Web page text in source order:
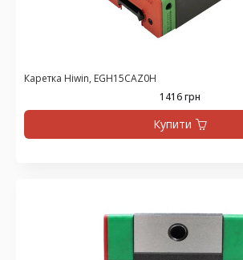
Каретка Hiwin, EGH15CAZ0H
1416 грн
Купити